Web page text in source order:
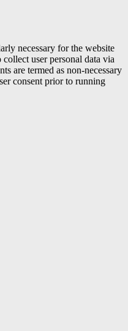
necessary for the website
user personal data via
are termed as non-necessary
consent prior to running